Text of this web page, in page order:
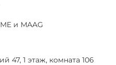
и MAAG
47, 1 этаж, комната 106